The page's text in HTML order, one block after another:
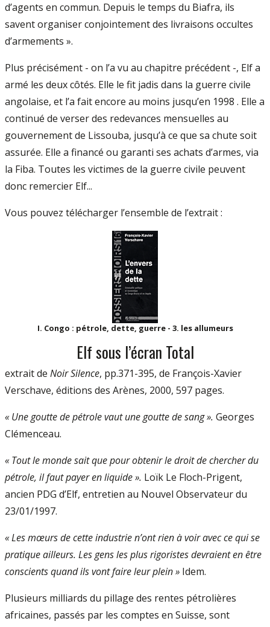
d’agents en commun. Depuis le temps du Biafra, ils
savent organiser conjointement des livraisons occultes
d’armements ».
Plus précisément - on l’a vu au chapitre précédent -, Elf a
armé les deux côtés. Elle le fit jadis dans la guerre civile
angolaise, et l’a fait encore au moins jusqu’en 1998 . Elle a
continué de verser des redevances mensuelles au
gouvernement de Lissouba, jusqu’à ce que sa chute soit
assurée. Elle a financé ou garanti ses achats d’armes, via
la Fiba. Toutes les victimes de la guerre civile peuvent
donc remercier Elf...
Vous pouvez télécharger l’ensemble de l’extrait :
I. Congo : pétrole, dette, guerre - 3. les allumeurs
Elf sous l’écran Total
extrait de Noir Silence, pp.371-395, de François-Xavier
Verschave, éditions des Arènes, 2000, 597 pages.
« Une goutte de pétrole vaut une goutte de sang ». Georges
Clémenceau.
« Tout le monde sait que pour obtenir le droit de chercher du
pétrole, il faut payer en liquide ». Loïk Le Floch-Prigent,
ancien PDG d’Elf, entretien au Nouvel Observateur du
23/01/1997.
« Les mœurs de cette industrie n’ont rien à voir avec ce qui se
pratique ailleurs. Les gens les plus rigoristes devraient en être
conscients quand ils vont faire leur plein » Idem.
Plusieurs milliards du pillage des rentes pétrolières
africaines, passés par les comptes en Suisse, sont